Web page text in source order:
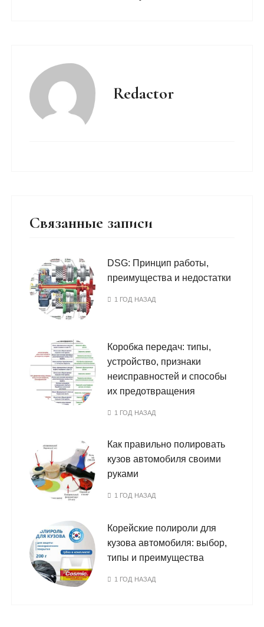
Redactor
Связанные записи
DSG: Принцип работы,
преимущества и недостатки
1 ГОД НАЗАД
Коробка передач: типы,
устройство, признаки
неисправностей и способы
их предотвращения
1 ГОД НАЗАД
Как правильно полировать
кузов автомобиля своими
руками
1 ГОД НАЗАД
Корейские полироли для
кузова автомобиля: выбор,
типы и преимущества
1 ГОД НАЗАД